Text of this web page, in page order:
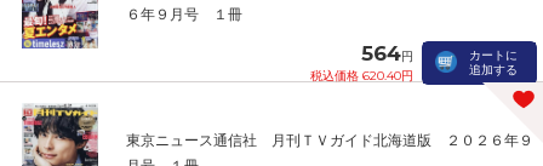
６年９月号 １冊
564円
税込価格 620.40円
カートに
追加する
東京ニュース通信社 月刊ＴＶガイド北海道版 ２０２６年９